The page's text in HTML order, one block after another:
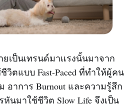
เป็นเทรนด์มาแรงนั้นมาจาก
วิตแบบ Fast-Paced ที่ทำให้ผู้คน
อาการ Burnout และความรู้สึก
นมาใช้ชีวิต Slow Life จึงเป็น